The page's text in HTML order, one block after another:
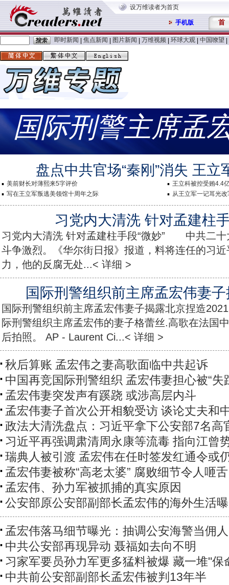
设万维读者为首页
手机版 首
即时新闻 焦点新闻 图片新闻 万维视频 环球大观 中国嘹望
国际刑警主席孟
盘点中共官场“秦刚”消失 王立
美前财长对薄熙来5字评价
王立科被控受贿4.4
写在王立军叛逃美领馆十周年之际
从王立军一记耳光
习党内大清洗 针对孟建柱
习党内大清洗 针对孟建柱手段“微妙” 中共二十
斗争激烈。《华尔街日报》报道，料将连任的习近
力，他的反腐无处...< 详细 >
国际刑警组织前主席孟宏伟妻
国际刑警组织前主席孟宏伟妻子揭露北京捏造
际刑警组织主席孟宏伟的妻子格蕾丝.高歌在法国
后拍照。 AP - Laurent Ci...< 详细 >
秋后算账 孟宏伟之妻高歌面临中共起诉
中国再竞国际刑警组织 孟宏伟妻担心被“失
孟宏伟妻突发声有蹊跷 或涉高层内斗
孟宏伟妻子首次公开相貌受访 谈论丈夫和
政法大清洗盘点：习近平拿下公安部7名高
习近平再强调肃清周永康等流毒 指向江曾
瑞典人被引渡 孟宏伟在任时签发红通令或
孟宏伟妻被称“高老太婆” 腐败细节令人咂舌
孟宏伟、孙力军被抓捕的真实原因
公安部原公安部副部长孟宏伟的海外生活
孟宏伟落马细节曝光：抽调公安海警当佣人
中共公安部再现异动 聂福如去向不明
习家军要员孙力军更多猛料被爆 藏一堆"保
中共前公安部副部长孟宏伟被判13年半